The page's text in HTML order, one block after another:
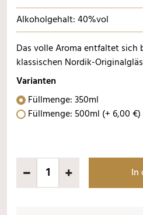
Alkoholgehalt: 40%vol
Das volle Aroma entfaltet sich
klassischen Nordik-
Varianten
Füllmenge: 350ml
Füllmenge: 500ml (+6,00€)
In